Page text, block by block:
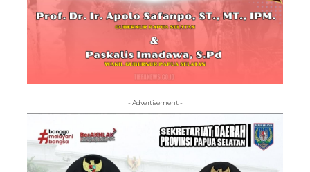
- Advertisement -